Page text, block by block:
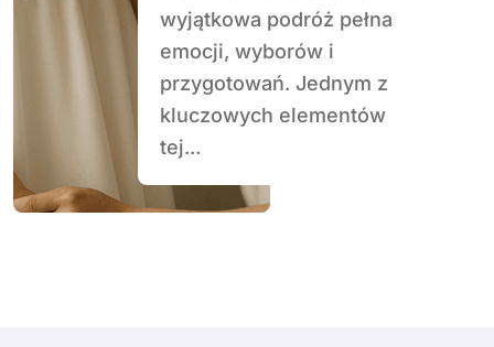
wyjątkowa podróż pełna
emocji, wyborów i
przygotowań. Jednym z
kluczowych elementów
tej...